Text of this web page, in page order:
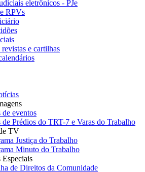
eletrônicos - PJe
RPVs
e cartilhas
de eventos
de Prédios do TRT-7 e Varas do Trabalho
TV
Justiça do Trabalho
Minuto do Trabalho
Especiais
de Direitos da Comunidade